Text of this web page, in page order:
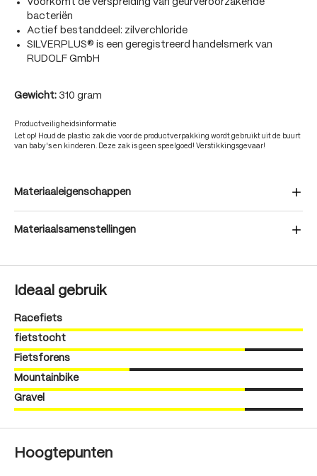
Voorkomt de verspreiding van geurveroorzakende
bacteriën
Actief bestanddeel: zilverchloride
SILVERPLUS® is een geregistreerd handelsmerk van
RUDOLF GmbH
Gewicht: 310 gram
Productveiligheidsinformatie
Let op! Houd de plastic zak die voor de productverpakking wordt gebruikt uit de buurt
van baby's en kinderen. Deze zak is geen speelgoed! Verstikkingsgevaar!
Materiaaleigenschappen
Materiaalsamenstellingen
Ideaal gebruik
Racefiets
fietstocht
Fietsforens
Mountainbike
Gravel
Hoogtepunten